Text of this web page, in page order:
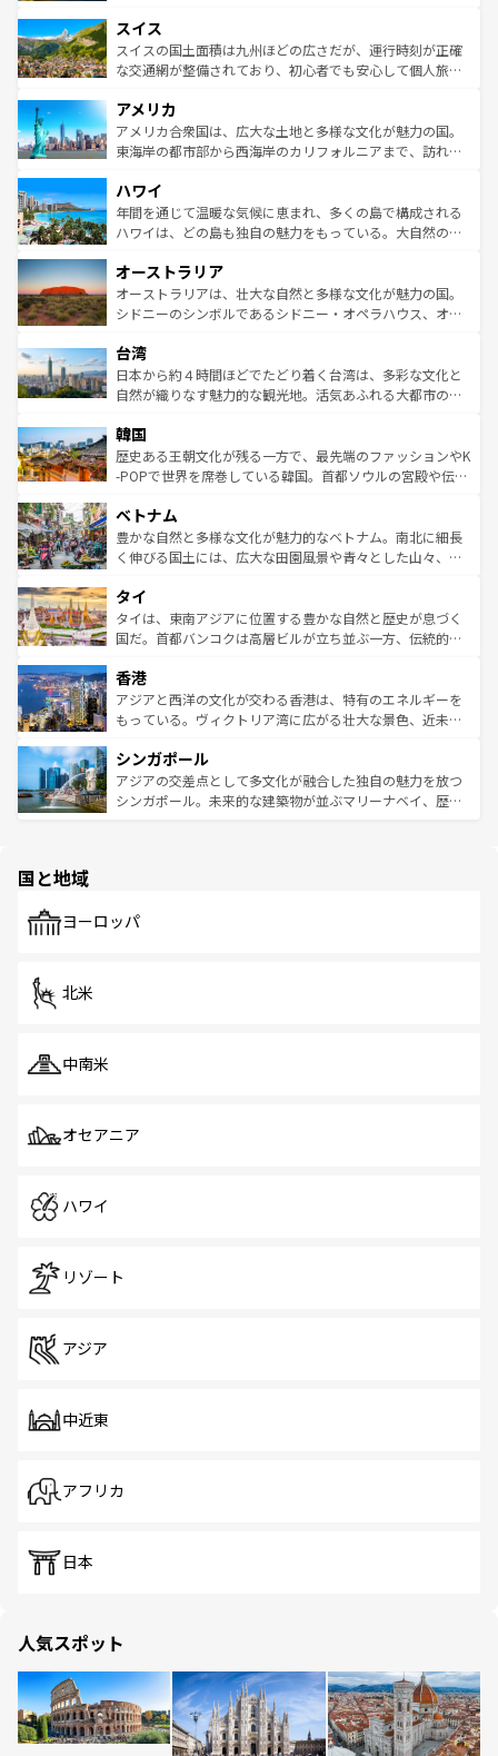
れる地方に足を運ぶとそれぞれで全く異なる文化を体験で
きるだろう。 なお、新着のフランス情報はコンテンツ一覧
を参照してほしい。
は、お酒好きな人にはぜひ体験してほしい。 なお、新着の
ドイツ情報はコンテンツ一覧を参照してほしい。
リアごとに異なる魅力がある。また、優雅なアフタヌーン
ティー、ビール好きにはたまらない英国パブ、サッカー観
戦など、本場だからこそできる体験も豊富。イギリスを旅
ンツ一覧を参照してほしい。
スイス
スイスの国土面積は九州ほどの広さだが、運行時刻が正確
な交通網が整備されており、初心者でも安心して個人旅行
の建物がそのまま残る町や、スイスならではのユニークな
博物館もあり、アルプス観光だけでなく町歩きも満喫する
ことができる。国民の所得が高いため物価も高いが、旅行
ば市内交通費無料で観光を楽しむこともできる。 なお、新
着のスイス情報はコンテンツ一覧 を参照してほしい。
アメリカ
アメリカ合衆国は、広大な土地と多様な文化が魅力の国。
東海岸の都市部から西海岸のカリフォルニアまで、訪れる
のような巨大都市は、観光、ショッピング、エンターテイ
ンメントが詰まった刺激的なスポットだ。一方、アメリカ
西部には大自然が広がり、グランドキャニオンやイエロー
部のニューオーリンズでは、音楽と美食が融合した独特の
文化が魅力。旅行者はアメリカの各地域で異なる魅力を楽
しみながら、その多様性と豊かな歴史を感じることができ
ならではの贅沢な旅のスタイルだ。 なお、新着のアメリカ
情報はコンテンツ一覧を参照してほしい。
ハワイ
年間を通じて温暖な気候に恵まれ、多くの島で構成される
ハワイは、どの島も独自の魅力をもっている。大自然の神
ワイ島は見逃せない。また、定番の観光地といえばオアフ
島だが、静かな自然を求めるならマウイ島やカウアイ島が
おすすめ。エメラルドグリーンに輝く海をはじめ、豊かな
れるおもてなしの心で訪れる人々を迎えてくれるハワイの
人々、おいしいローカルフードやハワイアンミュージッ
ク、伝統的なフラダンスなど、すべてがハワイの魅力を彩
ワイを、存分に味わってほしい。 なお、新着のハワイ情報
はコンテンツ一覧を参照してほしい。
オーストラリア
オーストラリアは、壮大な自然と多様な文化が魅力の国。
シドニーのシンボルであるシドニー・オペラハウス、オー
リアリーフや大陸中央部にそびえるウルル（エアーズロッ
ク）、タスマニアの美しい原生林やケアンズの熱帯雨林な
ど、見どころがたくさん。また、カフェやワイン、オージ
いる。アクティビティも充実しており、サーフィンやダイ
ビング、ハイキングなど、アウトドア好きにはたまらな
い。オーストラリアの多彩な魅力を存分に味わいつくそ
参照してほしい。
台湾
日本から約４時間ほどでたどり着く台湾は、多彩な文化と
自然が織りなす魅力的な観光地。活気あふれる大都市の台
ン）、静ひつな山岳地帯である台湾東部など、都市の喧騒
と山間の静けさが共存しており、訪れる人に新しい発見と
驚きをもたらしてくれる。また、奥深い台湾の食文化も魅
容にもいいと評判のスイーツなど、バラエティ豊かな料理
が味わえる。 なお、新着の台湾情報は コンテンツ一覧を参
照してほしい。
韓国
歴史ある王朝文化が残る一方で、最先端のファッションやK
-POPで世界を席巻している韓国。首都ソウルの宮殿や伝統
き、地方に足を延ばせば四季折々の自然美を楽しむことが
できる。そして、キムチや焼肉、絶品のストリートフード
まで、さまざまな韓国料理が待っている。夜には、韓国な
リティに包まれながら、韓国の多彩な魅力を心ゆくまで味
わってみてほしい。 なお、新着の韓国情報はコンテンツ一
覧を参照してほしい。
ベトナム
豊かな自然と多様な文化が魅力的なベトナム。南北に細長
く伸びる国土には、広大な田園風景や青々とした山々、世
急速な発展と共に伝統が息づく。ハノイの古い町並みやホ
ーチミン市のフランス統治時代の建物も、独特の雰囲気を
醸し出している。また、バラエティの豊かさとおいしさで
とつ。フォーやバインミー、ベトナムコーヒーなどは、ぜ
ひ現地で味わいたい。どの地域を訪れてもあたたかい人々
が旅行者を迎えてくれるので、きっと忘れられない旅にな
参照してほしい。
タイ
タイは、東南アジアに位置する豊かな自然と歴史が息づく
国だ。首都バンコクは高層ビルが立ち並ぶ一方、伝統的な
の活気が交差している。北部ではチェンマイなどの山岳地
帯で自然と触れ合い、南部ではプーケットやクラビの美し
いビーチでリゾート気分を楽しむことができる。タイ料理
激する。気候は一年中温暖で、どの季節にも異なる楽しみ
が待っている。親しみやすいタイの人々、仏教を中心とし
た文化、そして多様な観光資源が、訪れる旅人を魅了し続
香港
アジアと西洋の文化が交わる香港は、特有のエネルギーを
もっている。ヴィクトリア湾に広がる壮大な景色、近未来
み、どこを訪れても感動するはず。観光スポットが密集し
ており、効率よく見どころを回れるのも魅力。息をのむよ
うな絶景から文化的な体験まで、香港を存分に楽しみ尽く
シンガポール
アジアの交差点として多文化が融合した独自の魅力を放つ
シンガポール。未来的な建築物が並ぶマリーナベイ、歴史
で、ホーカーズは地元の風情を楽しめる外せないスポット
国と地域
ヨーロッパ
北米
中南米
オセアニア
ハワイ
リゾート
アジア
中近東
アフリカ
日本
人気スポット